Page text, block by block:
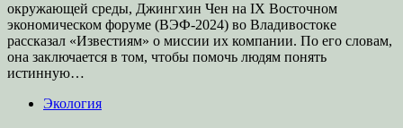
окружающей среды, Джингхин Чен на IX Восточном
экономическом форуме (ВЭФ-2024) во Владивостоке
рассказал «Известиям» о миссии их компании. По его словам,
она заключается в том, чтобы помочь людям понять
истинную…
Экология